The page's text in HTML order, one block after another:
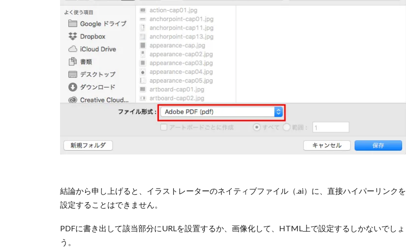
結論から申し上げると、イラストレーターのネイティブファイル（.ai）に、直接ハイパーリンクを
設定することはできません。
PDFに書き出して該当部分にURLを設置するか、画像化して、HTML上で設定するしかないでしょ
う。